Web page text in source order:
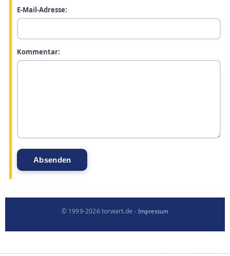
E-Mail-Adresse:
Kommentar:
© 1999-2026 torwart.de - Impressum